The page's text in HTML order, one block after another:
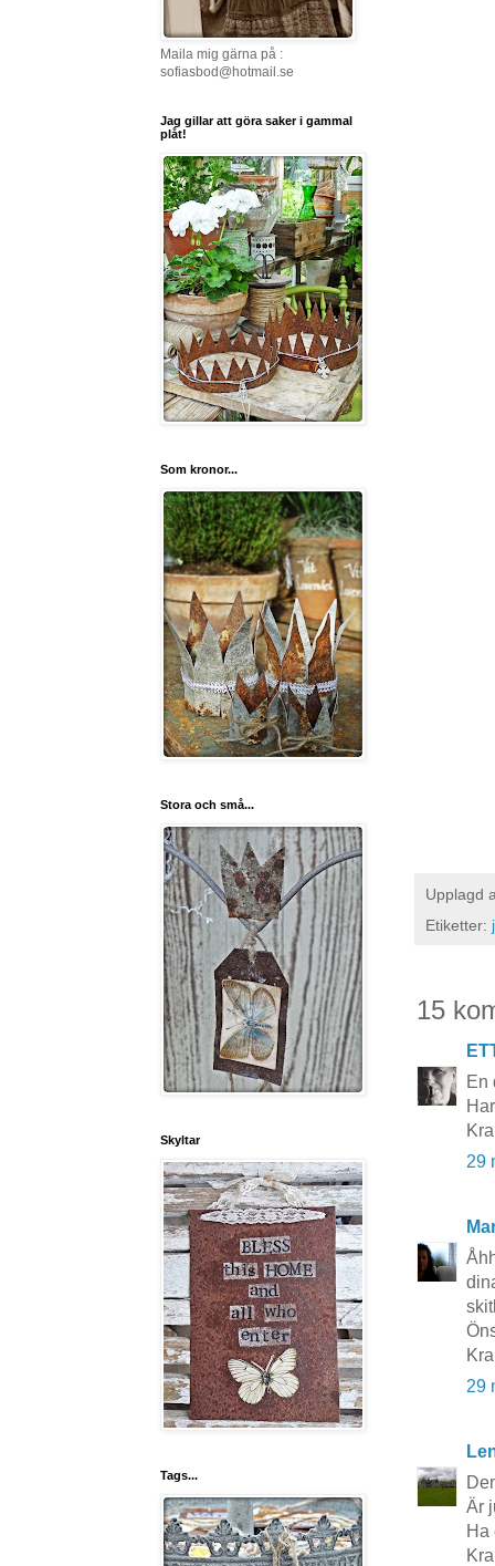
Upplagd
Etiketter:
15
En
29
29
Är
Ha
Maila mig gärna på :
sofiasbod@hotmail.se
Jag gillar att göra saker i gammal
plåt!
Som kronor...
Stora och små...
Skyltar
Tags...